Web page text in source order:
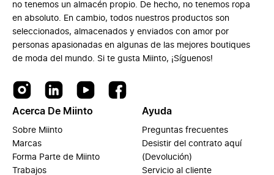
no tenemos un almacén propio. De hecho, no tenemos ropa
en absoluto. En cambio, todos nuestros productos son
seleccionados, almacenados y enviados con amor por
personas apasionadas en algunas de las mejores boutiques
de moda del mundo. Si te gusta Miinto, ¡Síguenos!
Acerca De Miinto
Sobre Miinto
Marcas
Forma Parte de Miinto
Trabajos
Ayuda
Preguntas frecuentes
Desistir del contrato aquí
(Devolución)
Servicio al cliente